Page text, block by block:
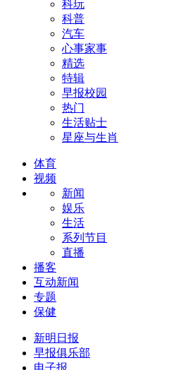
科玩
科普
汽车
心事家事
精选
特辑
早报校园
热门
生活贴士
星座与生肖
体育
视频
新闻
娱乐
生活
系列节目
直播
播客
互动新闻
专题
保健
新明日报
早报俱乐部
电子报